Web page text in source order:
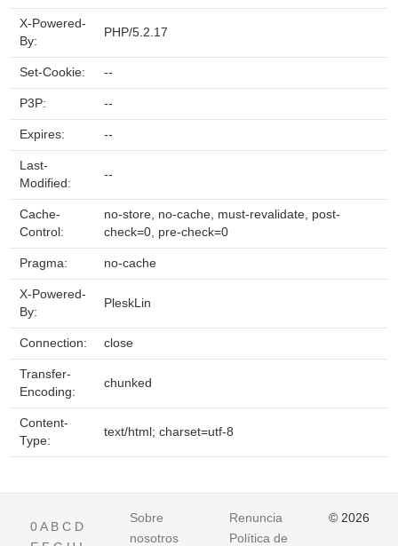
X-Powered-
By:
PHP/5.2.17
Set-Cookie: --
P3P: --
Expires: --
Last-
Modified:
--
Cache-
Control:
no-store, no-cache, must-revalidate, post-
check=0, pre-check=0
Pragma: no-cache
X-Powered-
By:
PleskLin
Connection: close
Transfer-
Encoding:
chunked
Content-
Type:
text/html; charset=utf-8
0A B C D
Sobre
nosotros
Renuncia
Política de
© 2026